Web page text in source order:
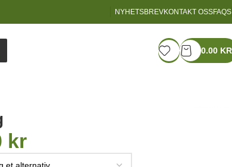
NYHETSBREVKONTAKT OSSFAQS
0.00 KR
kr